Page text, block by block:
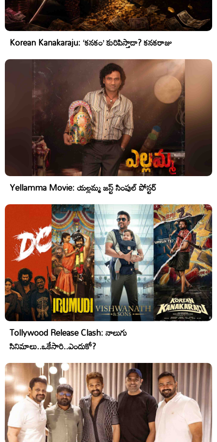
Korean Kanakaraju: ‘కనకం’ కురిపిస్తాడా? కనకరాజు
Yellamma Movie: యల్లమ్మ జస్ట్ సింపుల్ పోస్టర్
Tollywood Release Clash: నాలుగు
సినిమాలు..ఒకేసారి..ఎందుకో?